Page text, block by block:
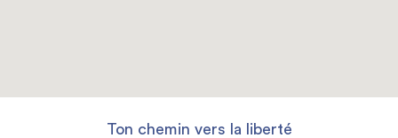
Ton chemin vers la liberté